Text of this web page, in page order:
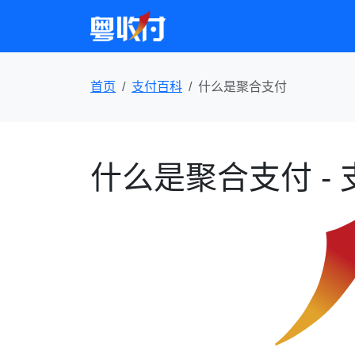
首页 支付百科 什么是聚合支付
什么是聚合支付 -